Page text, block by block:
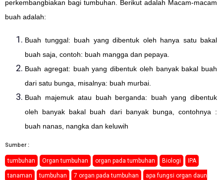
perkembangbiakan bagi tumbuhan. Berikut adalah Macam-macam
buah adalah:
Buah tunggal: buah yang dibentuk oleh hanya satu bakal
buah saja, contoh: buah mangga dan pepaya.
Buah agregat: buah yang dibentuk oleh banyak bakal buah
dari satu bunga, misalnya: buah murbai.
Buah majemuk atau buah berganda: buah yang dibentuk
oleh banyak bakal buah dari banyak bunga, contohnya :
buah nanas, nangka dan keluwih
Sumber :
tumbuhan Organ tumbuhan organ pada tumbuhan Biologi IPA
tanaman tumbuhan 7 organ pada tumbuhan apa fungsi organ daun